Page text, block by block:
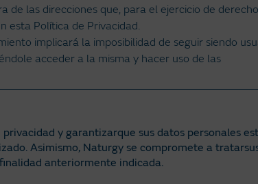
de las direcciones que, para el ejercicio de
esta Política de Privacidad.
implicará la imposibilidad de seguir siendo
acceder a la misma y hacer uso de las
y garantizarque sus datos personales
Asimismo, Naturgy se compromete a
anteriormente indicada.